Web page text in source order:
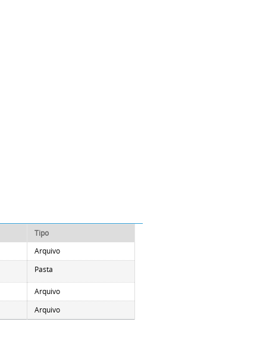
Tipo
Arquivo
Pasta
Arquivo
Arquivo